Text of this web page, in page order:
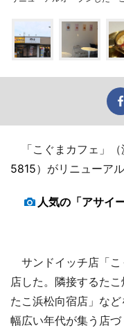
「こぐまカフェ」（
5815）がリニューア
人気の「アサイ
サンドイッチ店「こ
店した。隣接するた
たこ浜松向宿店」など
幅広い年代が集う店